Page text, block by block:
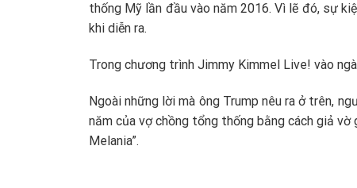
thống Mỹ lần đầu vào năm 2016. Vì lẽ đó, sự
khi diễn ra.
Trong chương trình Jimmy Kimmel Live! vào
Ngoài những lời mà ông Trump nêu ra ở trên,
năm của vợ chồng tổng thống bằng cách giả vờ
Melania”.